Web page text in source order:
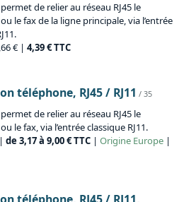
de relier au réseau RJ45 le
le fax de la ligne principale, via l’entrée
€ | 4,39 € TTC
téléphone, RJ45 / RJ11 / 35
de relier au réseau RJ45 le
le fax, via l’entrée classique RJ11.
de 3,17 à 9,00 € TTC | Origine Europe |